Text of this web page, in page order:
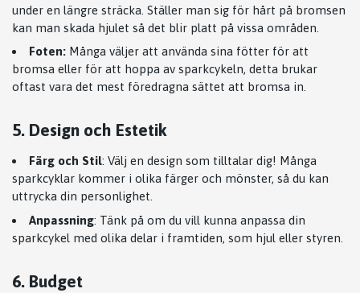
under en längre sträcka. Ställer man sig för hårt på bromsen
kan man skada hjulet så det blir platt på vissa områden.
Foten: Många väljer att använda sina fötter för att
bromsa eller för att hoppa av sparkcykeln, detta brukar
oftast vara det mest föredragna sättet att bromsa in.
5. Design och Estetik
Färg och Stil: Välj en design som tilltalar dig! Många
sparkcyklar kommer i olika färger och mönster, så du kan
uttrycka din personlighet.
Anpassning: Tänk på om du vill kunna anpassa din
sparkcykel med olika delar i framtiden, som hjul eller styren.
6. Budget